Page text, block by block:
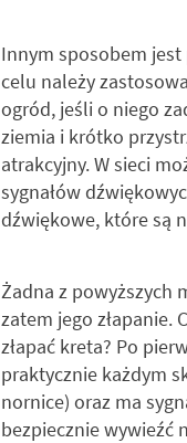
Innym sposobem
celu należy
ogród, jeśli o niego
ziemia i krótko
atrakcyjny. W sieci
sygnałów
dźwiękowe, które są
Żadna z powyższych
zatem jego złapanie.
złapać kreta? Po
praktycznie każdym
nornice) oraz ma
bezpiecznie wywieźć